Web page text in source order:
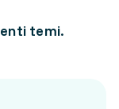
temi.